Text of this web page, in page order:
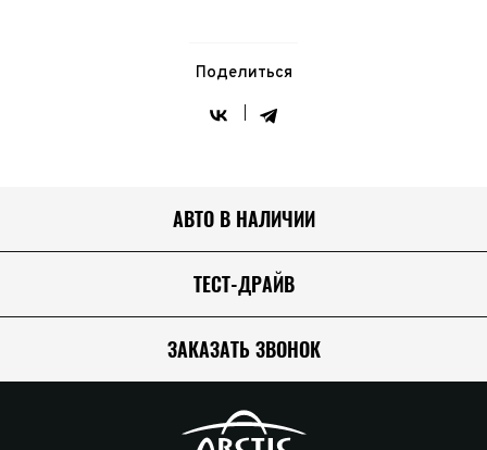
Поделиться
АВТО В НАЛИЧИИ
ТЕСТ-ДРАЙВ
ЗАКАЗАТЬ ЗВОНОК